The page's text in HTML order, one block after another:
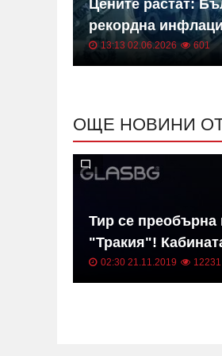
Цените растат:
рекордна
13:13 02.06.2026 601
ОЩЕ НОВИНИ
Тир се преобърна
"Тракия"!
02:30 21.11.2019 12231